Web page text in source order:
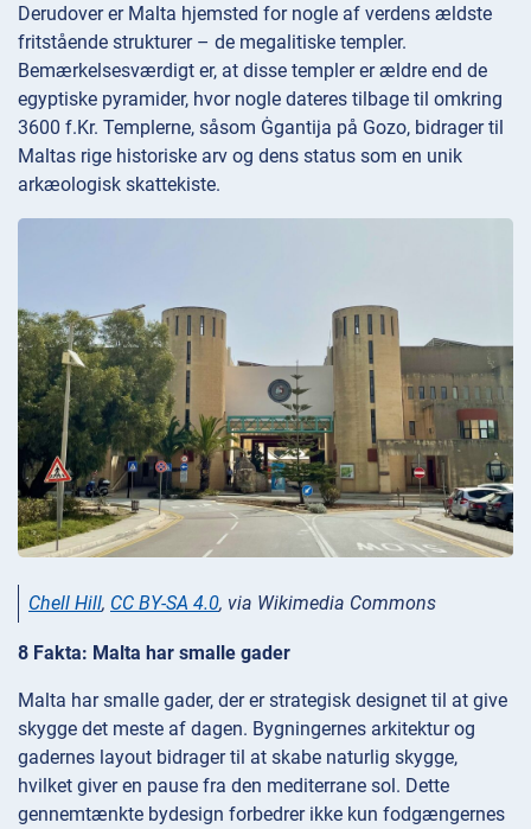
Derudover er Malta hjemsted for nogle af verdens ældste
fritstående strukturer – de megalitiske templer.
Bemærkelsesværdigt er, at disse templer er ældre end de
egyptiske pyramider, hvor nogle dateres tilbage til omkring
3600 f.Kr. Templerne, såsom Ġgantija på Gozo, bidrager til
Maltas rige historiske arv og dens status som en unik
arkæologisk skattekiste.
Chell Hill, CC BY-SA 4.0, via Wikimedia Commons
8 Fakta: Malta har smalle gader
Malta har smalle gader, der er strategisk designet til at give
skygge det meste af dagen. Bygningernes arkitektur og
gadernes layout bidrager til at skabe naturlig skygge,
hvilket giver en pause fra den mediterrane sol. Dette
gennemtænkte bydesign forbedrer ikke kun fodgængernes